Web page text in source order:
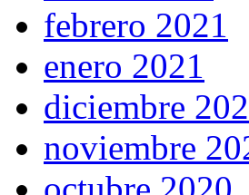
febrero 2021
enero 2021
diciembre
noviembre